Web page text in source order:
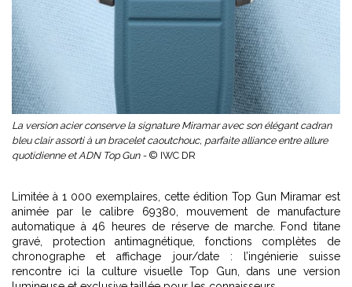
La version acier conserve la signature Miramar avec son élégant cadran
bleu clair assorti à un bracelet caoutchouc, parfaite alliance entre allure
quotidienne et ADN Top Gun - © IWC DR
Limitée à 1 000 exemplaires, cette édition Top Gun Miramar est
animée par le calibre 69380, mouvement de manufacture
automatique à 46 heures de réserve de marche. Fond titane
gravé, protection antimagnétique, fonctions complètes de
chronographe et affichage jour/date : l’ingénierie suisse
rencontre ici la culture visuelle Top Gun, dans une version